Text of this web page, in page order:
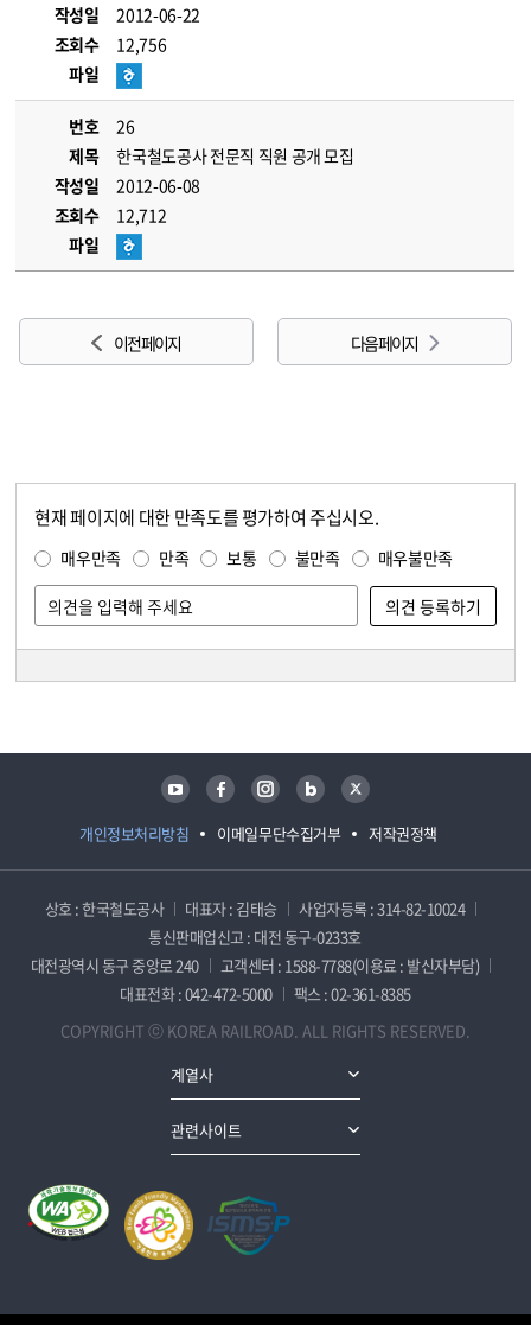
작성일
2012-06-22
조회수
12,756
파일
번호
26
제목
한국철도공사 전문직 직원 공개 모집
작성일
2012-06-08
조회수
12,712
파일
이전 페이지 다음 페이지
현재 페이지에 대한 만족도를 평가하여 주십시오.
매우만족 만족 보통 불만족 매우불만족
개인정보처리방침 이메일무단수집거부 저작권정책
유튜브 페이스북 인스타그램 블로그 트위터
상호 : 한국철도공사 대표자 : 김태승
사업자등록 : 314-82-10024
통신판매업신고 : 대전 동구-0233호
대전광역시 동구 중앙로 240
고객센터 : 1588-7788(이용료 : 발신자부담)
대표전화 : 042-472-5000
팩스 : 02-361-8385
COPYRIGHT ⓒ KOREA RAILROAD. ALL RIGHTS RESERVED.
계열사
관련사이트